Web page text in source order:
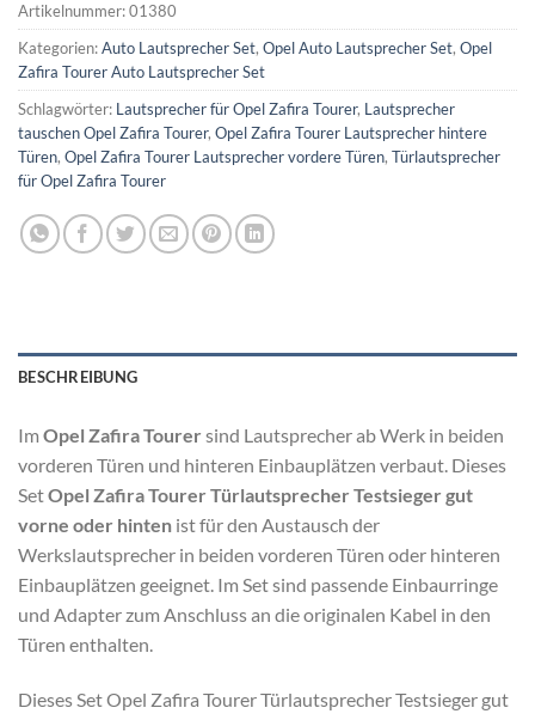
Artikelnummer:01380
Kategorien:Auto Lautsprecher Set, Opel Auto Lautsprecher Set, Opel
Zafira Tourer Auto Lautsprecher Set
Schlagwörter: Lautsprecher für Opel Zafira Tourer, Lautsprecher
tauschen Opel Zafira Tourer, Opel Zafira Tourer Lautsprecher hintere
Türen, Opel Zafira Tourer Lautsprecher vordere Türen, Türlautsprecher
für Opel Zafira Tourer
BESCHREIBUNG
Im Opel Zafira Tourer sind Lautsprecher ab Werk in beiden
vorderen Türen und hinteren Einbauplätzen verbaut. Dieses
SetOpel Zafira Tourer Türlautsprecher Testsieger gut
vorne oder hinten ist für den Austausch der
Werkslautsprecher in beiden vorderen Türen oder hinteren
Einbauplätzen geeignet. Im Set sind passende Einbaurringe
und Adapter zum Anschluss an die originalen Kabel in den
Türen enthalten.
Dieses Set Opel Zafira Tourer Türlautsprecher Testsieger gut